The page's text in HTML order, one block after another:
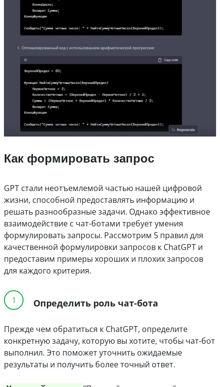
Как формировать запрос
GPT стали неотъемлемой частью нашей цифровой
жизни, способной предоставлять информацию и
решать разнообразные задачи. Однако эффективное
взаимодействие с чат-ботами требует умения
формулировать запросы. Рассмотрим 5 правил для
качественной формулировки запросов к ChatGPT и
предоставим примеры хороших и плохих запросов
для каждого критерия.
1 Определить роль чат-бота
Прежде чем обратиться к ChatGPT, определите
конкретную задачу, которую вы хотите, чтобы чат-бот
выполнил. Это поможет уточнить ожидаемые
результаты и получить более точный ответ.